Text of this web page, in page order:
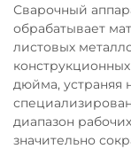
Сварочный
обрабатывает
листовых
дюйма, устраняя
диапазон
значительно